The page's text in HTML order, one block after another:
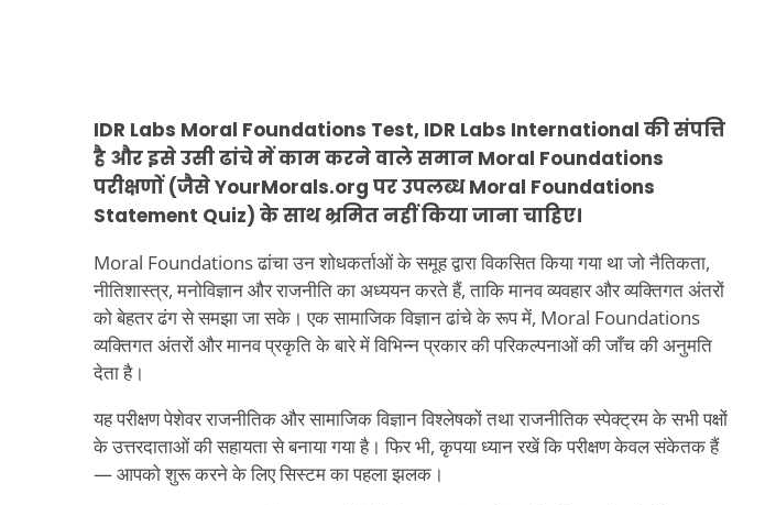
IDR Labs Moral Foundations Test, IDR Labs International की संपत्ति
है और इसे उसी ढांचे में काम करने वाले समान Moral Foundations
परीक्षणों (जैसे YourMorals.org पर उपलब्ध Moral Foundations
Statement Quiz) के साथ भ्रमित नहीं किया जाना चाहिए।
Moral Foundations ढांचा उन शोधकर्ताओं के समूह द्वारा विकसित किया गया था जो नैतिकता,
नीतिशास्त्र, मनोविज्ञान और राजनीति का अध्ययन करते हैं, ताकि मानव व्यवहार और व्यक्तिगत अंतरों
को बेहतर ढंग से समझा जा सके। एक सामाजिक विज्ञान ढांचे के रूप में, Moral Foundations
व्यक्तिगत अंतरों और मानव प्रकृति के बारे में विभिन्न प्रकार की परिकल्पनाओं की जाँच की अनुमति
देता है।
यह परीक्षण पेशेवर राजनीतिक और सामाजिक विज्ञान विश्लेषकों तथा राजनीतिक स्पेक्ट्रम के सभी पक्षों
के उत्तरदाताओं की सहायता से बनाया गया है। फिर भी, कृपया ध्यान रखें कि परीक्षण केवल संकेतक हैं
— आपको शुरू करने के लिए सिस्टम का पहला झलक।